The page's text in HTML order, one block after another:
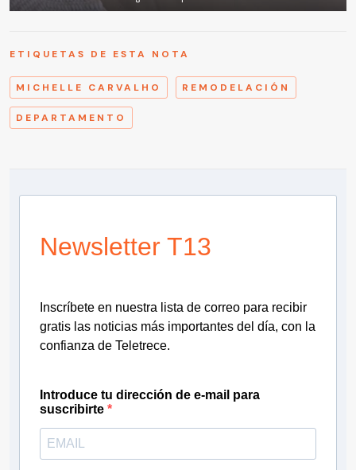
ETIQUETAS DE ESTA NOTA
MICHELLE CARVALHO REMODELACIÓN
DEPARTAMENTO
Newsletter T13
Inscríbete en nuestra lista de correo para recibir
gratis las noticias más importantes del día, con la
confianza de Teletrece.
Introduce tu dirección de e-mail para
suscribirte